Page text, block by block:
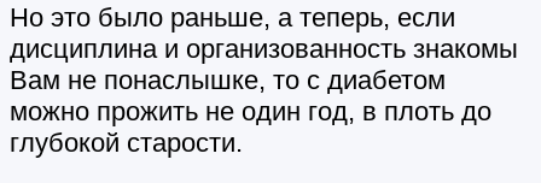
Но это было раньше, а теперь, если
дисциплина и организованность знакомы
Вам не понаслышке, то с диабетом
можно прожить не один год, в плоть до
глубокой старости.